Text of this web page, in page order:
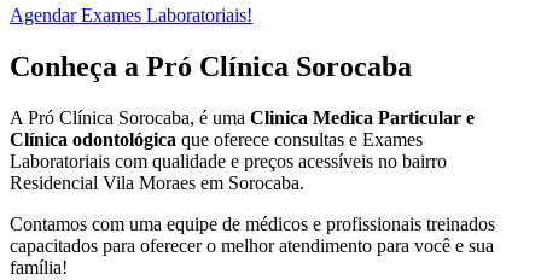
Agendar Exames Laboratoriais!
Conheça a Pró Clínica Sorocaba
A Pró Clínica Sorocaba, é uma Clinica Medica Particular e
Clínica odontológica que oferece consultas e Exames
Laboratoriais com qualidade e preços acessíveis no bairro
Residencial Vila Moraes em Sorocaba.
Contamos com uma equipe de médicos e profissionais treinados
capacitados para oferecer o melhor atendimento para você e sua
família!